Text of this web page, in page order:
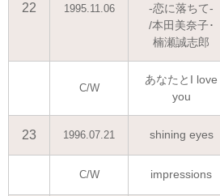
22 1995.11.06
-恋に落ちて-
/本田美奈子･
楠瀬誠志郎
C/W
あなたとI love
you
23 1996.07.21 shining eyes
C/W impressions